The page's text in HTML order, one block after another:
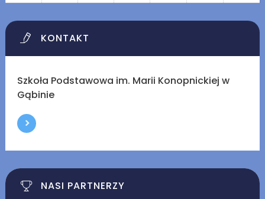
KONTAKT
Szkoła Podstawowa im. Marii Konopnickiej w
Gąbinie
NASI PARTNERZY